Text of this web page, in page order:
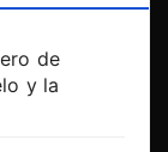
de
y la